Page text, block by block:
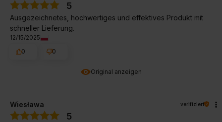
Original anzeigen
5
Ausgezeichnetes, hochwertiges und effektives Produkt mit
schneller Lieferung.
12/15/2025
0
0
Wiesława verifiziert
5